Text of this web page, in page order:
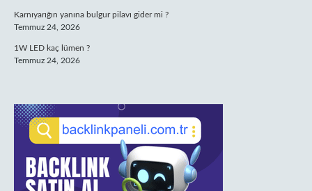
Karnıyarığın yanına bulgur pilavı gider mi ?
Temmuz 24, 2026
1W LED kaç lümen ?
Temmuz 24, 2026